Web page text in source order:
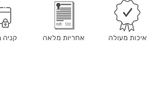
איכות מעולה אחריות מלאה קניה